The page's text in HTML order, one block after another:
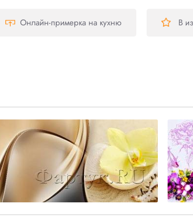
Онлайн-примерка на кухню В